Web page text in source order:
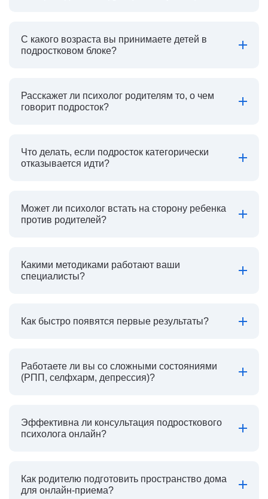
С какого возраста вы принимаете детей в
подростковом блоке?
Расскажет ли психолог родителям то, о чем
говорит подросток?
Что делать, если подросток категорически
отказывается идти?
Может ли психолог встать на сторону ребенка
против родителей?
Какими методиками работают ваши
специалисты?
Как быстро появятся первые результаты?
Работаете ли вы со сложными состояниями
(РПП, селфхарм, депрессия)?
Эффективна ли консультация подросткового
психолога онлайн?
Как родителю подготовить пространство дома
для онлайн-приема?